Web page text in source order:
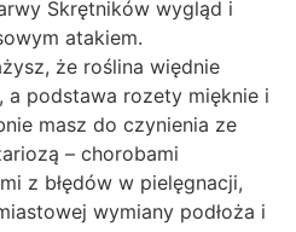
Skrętników wygląd i
atakiem.
że roślina więdnie
a podstawa rozety mięknie i
masz do czynienia ze
– chorobami
z błędów w pielęgnacji,
wymiany podłoża i